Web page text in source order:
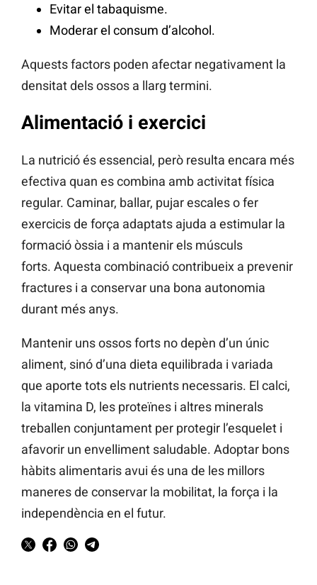
Evitar el tabaquisme.
Moderar el consum d’alcohol.
Aquests factors poden afectar negativament la
densitat dels ossos a llarg termini.
Alimentació i exercici
La nutrició és essencial, però resulta encara més
efectiva quan es combina amb activitat física
regular. Caminar, ballar, pujar escales o fer
exercicis de força adaptats ajuda a estimular la
formació òssia i a mantenir els músculs
forts. Aquesta combinació contribueix a prevenir
fractures i a conservar una bona autonomia
durant més anys.
Mantenir uns ossos forts no depèn d’un únic
aliment, sinó d’una dieta equilibrada i variada
que aporte tots els nutrients necessaris. El calci,
la vitamina D, les proteïnes i altres minerals
treballen conjuntament per protegir l’esquelet i
afavorir un envelliment saludable. Adoptar bons
hàbits alimentaris avui és una de les millors
maneres de conservar la mobilitat, la força i la
independència en el futur.